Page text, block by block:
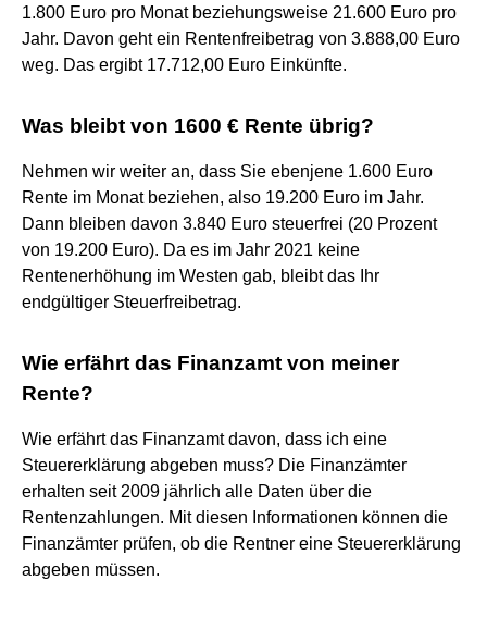
1.800 Euro pro Monat beziehungsweise 21.600 Euro pro
Jahr. Davon geht ein Rentenfreibetrag von 3.888,00 Euro
weg. Das ergibt 17.712,00 Euro Einkünfte.
Was bleibt von 1600 € Rente übrig?
Nehmen wir weiter an, dass Sie ebenjene 1.600 Euro
Rente im Monat beziehen, also 19.200 Euro im Jahr.
Dann bleiben davon 3.840 Euro steuerfrei (20 Prozent
von 19.200 Euro). Da es im Jahr 2021 keine
Rentenerhöhung im Westen gab, bleibt das Ihr
endgültiger Steuerfreibetrag.
Wie erfährt das Finanzamt von meiner
Rente?
Wie erfährt das Finanzamt davon, dass ich eine
Steuererklärung abgeben muss? Die Finanzämter
erhalten seit 2009 jährlich alle Daten über die
Rentenzahlungen. Mit diesen Informationen können die
Finanzämter prüfen, ob die Rentner eine Steuererklärung
abgeben müssen.